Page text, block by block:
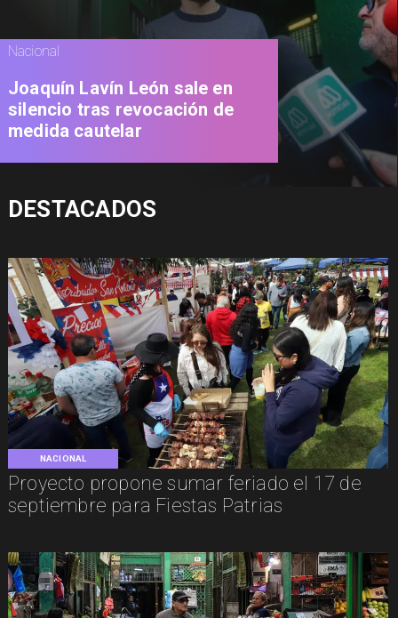
NACIONAL
Proyecto propone sumar feriado el 17 de
septiembre para Fiestas Patrias
Nacional
Joaquín Lavín León sale en
silencio tras revocación de
medida cautelar
DESTACADOS